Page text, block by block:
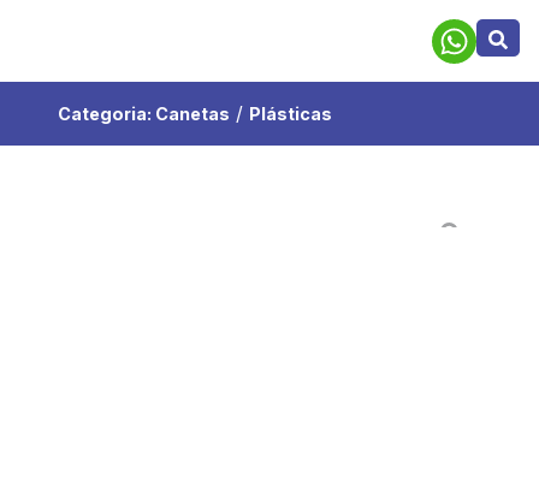
Categoria: Canetas / Plásticas